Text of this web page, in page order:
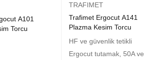
A101
Torcu
TRAFIMET
Trafimet Ergocut A141
Plazma Kesim Torcu
HF ve güvenlik tetikli
Ergocut tutamak, 50A ve